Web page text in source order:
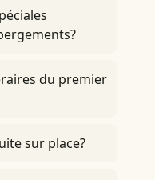
du premier
sur place?